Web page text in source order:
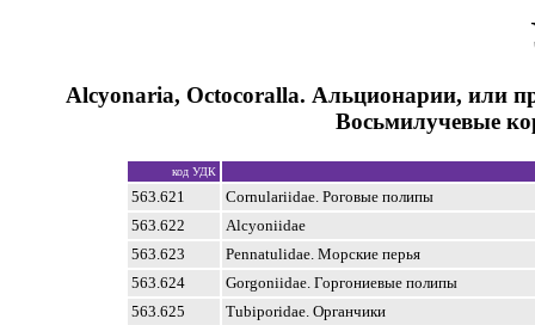
Alcyonaria, Octocoralla. Альционарии, или
Восьмилучевые
код УДК
563.621
Cornulariidae. Роговые полипы
563.622
Alcyoniidae
563.623
Pennatulidae. Морские перья
563.624
Gorgoniidae. Горгониевые полипы
563.625
Tubiporidae. Органчики